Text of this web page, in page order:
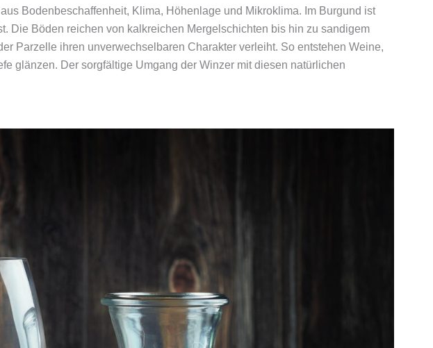
Bodenbeschaffenheit, Klima, Höhenlage und Mikroklima. Im Burgund ist
Die Böden reichen von kalkreichen Mergelschichten bis hin zu sandigem
Parzelle ihren unverwechselbaren Charakter verleiht. So entstehen Weine,
glänzen. Der sorgfältige Umgang der Winzer mit diesen natürlichen